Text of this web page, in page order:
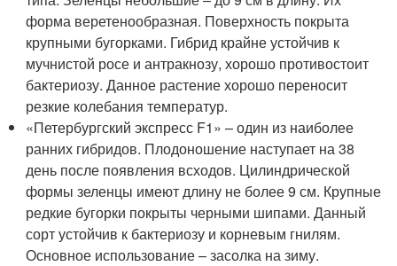
форма веретенообразная. Поверхность покрыта
крупными бугорками. Гибрид крайне устойчив к
мучнистой росе и антракнозу, хорошо противостоит
бактериозу. Данное растение хорошо переносит
резкие колебания температур.
«Петербургский экспресс F1» – один из наиболее
ранних гибридов. Плодоношение наступает на 38
день после появления всходов. Цилиндрической
формы зеленцы имеют длину не более 9 см. Крупные
редкие бугорки покрыты черными шипами. Данный
сорт устойчив к бактериозу и корневым гнилям.
Основное использование – засолка на зиму.